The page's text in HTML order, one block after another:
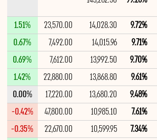
9.72%
14,028.30
23,570.00
1.51%
9.71%
14,015.96
7,492.00
0.67%
9.70%
13,992.50
7,612.00
0.69%
9.61%
13,868.80
22,880.00
1.42%
9.48%
13,680.20
17,220.00
0.00%
7.61%
10,985.10
47,800.00
-0.42%
7.34%
10,599.95
22,670.00
-0.35%